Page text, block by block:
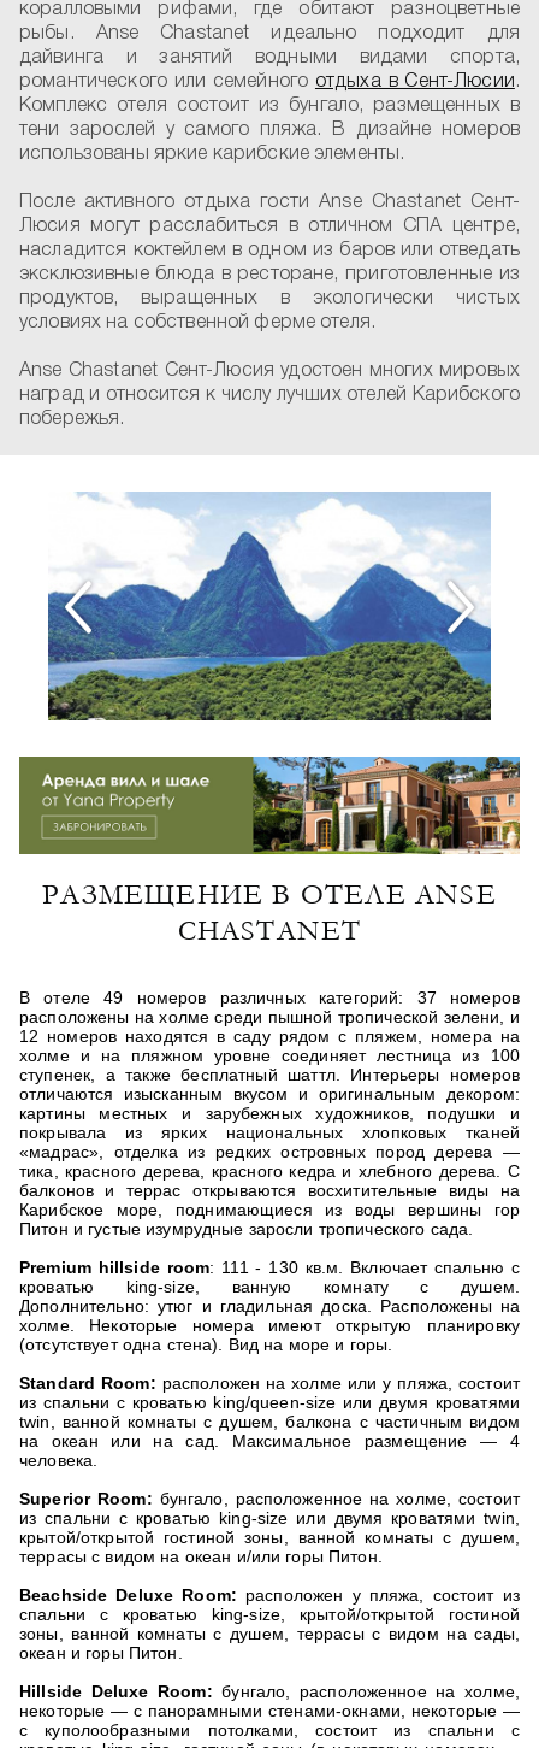
коралловыми рифами, где обитают разноцветные
рыбы. Anse Chastanet идеально подходит для
дайвинга и занятий водными видами спорта,
романтического или семейного отдыха в Сент-Люсии .
Комплекс отеля состоит из бунгало, размещенных в
тени зарослей у самого пляжа. В дизайне номеров
использованы яркие карибские элементы.
После активного отдыха гости Anse Chastanet Сент-
Люсия могут расслабиться в отличном СПА центре,
насладится коктейлем в одном из баров или отведать
эксклюзивные блюда в ресторане, приготовленные из
продуктов, выращенных в экологически чистых
условиях на собственной ферме отеля.
Anse Chastanet Сент-Люсия удостоен многих мировых
наград и относится к числу лучших отелей Карибского
побережья.
РАЗМЕЩЕНИЕ В ОТЕЛЕ ANSE
CHASTANET
В отеле 49 номеров различных категорий: 37 номеров
расположены на холме среди пышной тропической зелени, и
12 номеров находятся в саду рядом с пляжем, номера на
холме и на пляжном уровне соединяет лестница из 100
ступенек, а также бесплатный шаттл. Интерьеры номеров
отличаются изысканным вкусом и оригинальным декором:
картины местных и зарубежных художников, подушки и
покрывала из ярких национальных хлопковых тканей
«мадрас», отделка из редких островных пород дерева —
тика, красного дерева, красного кедра и хлебного дерева. С
балконов и террас открываются восхитительные виды на
Карибское море, поднимающиеся из воды вершины гор
Питон и густые изумрудные заросли тропического сада.
Premium hillside room: 111 - 130 кв.м. Включает спальню с
кроватью king-size, ванную комнату с душем.
Дополнительно: утюг и гладильная доска. Расположены на
холме. Некоторые номера имеют открытую планировку
(отсутствует одна стена). Вид на море и горы.
Standard Room: расположен на холме или у пляжа, состоит
из спальни с кроватью king/queen-size или двумя кроватями
twin, ванной комнаты с душем, балкона с частичным видом
на океан или на сад. Максимальное размещение — 4
человека.
Superior Room: бунгало, расположенное на холме, состоит
из спальни с кроватью king-size или двумя кроватями twin,
крытой/открытой гостиной зоны, ванной комнаты с душем,
террасы с видом на океан и/или горы Питон.
Beachside Deluxe Room: расположен у пляжа, состоит из
спальни с кроватью king-size, крытой/открытой гостиной
зоны, ванной комнаты с душем, террасы с видом на сады,
океан и горы Питон.
Hillside Deluxe Room: бунгало, расположенное на холме,
некоторые — с панорамными стенами-окнами, некоторые —
с куполообразными потолками, состоит из спальни с